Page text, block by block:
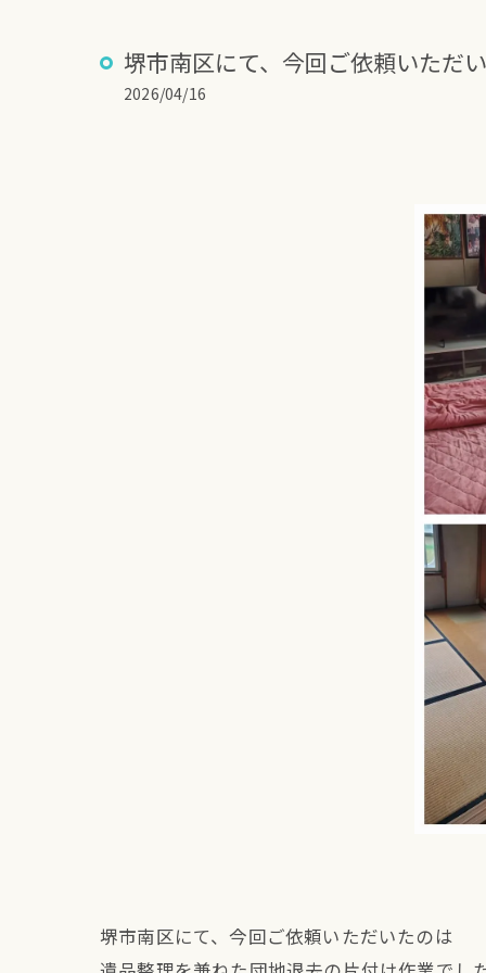
堺市南区にて、今回ご依頼いただ
2026/04/16
堺市南区にて、今回ご依頼いただいたのは